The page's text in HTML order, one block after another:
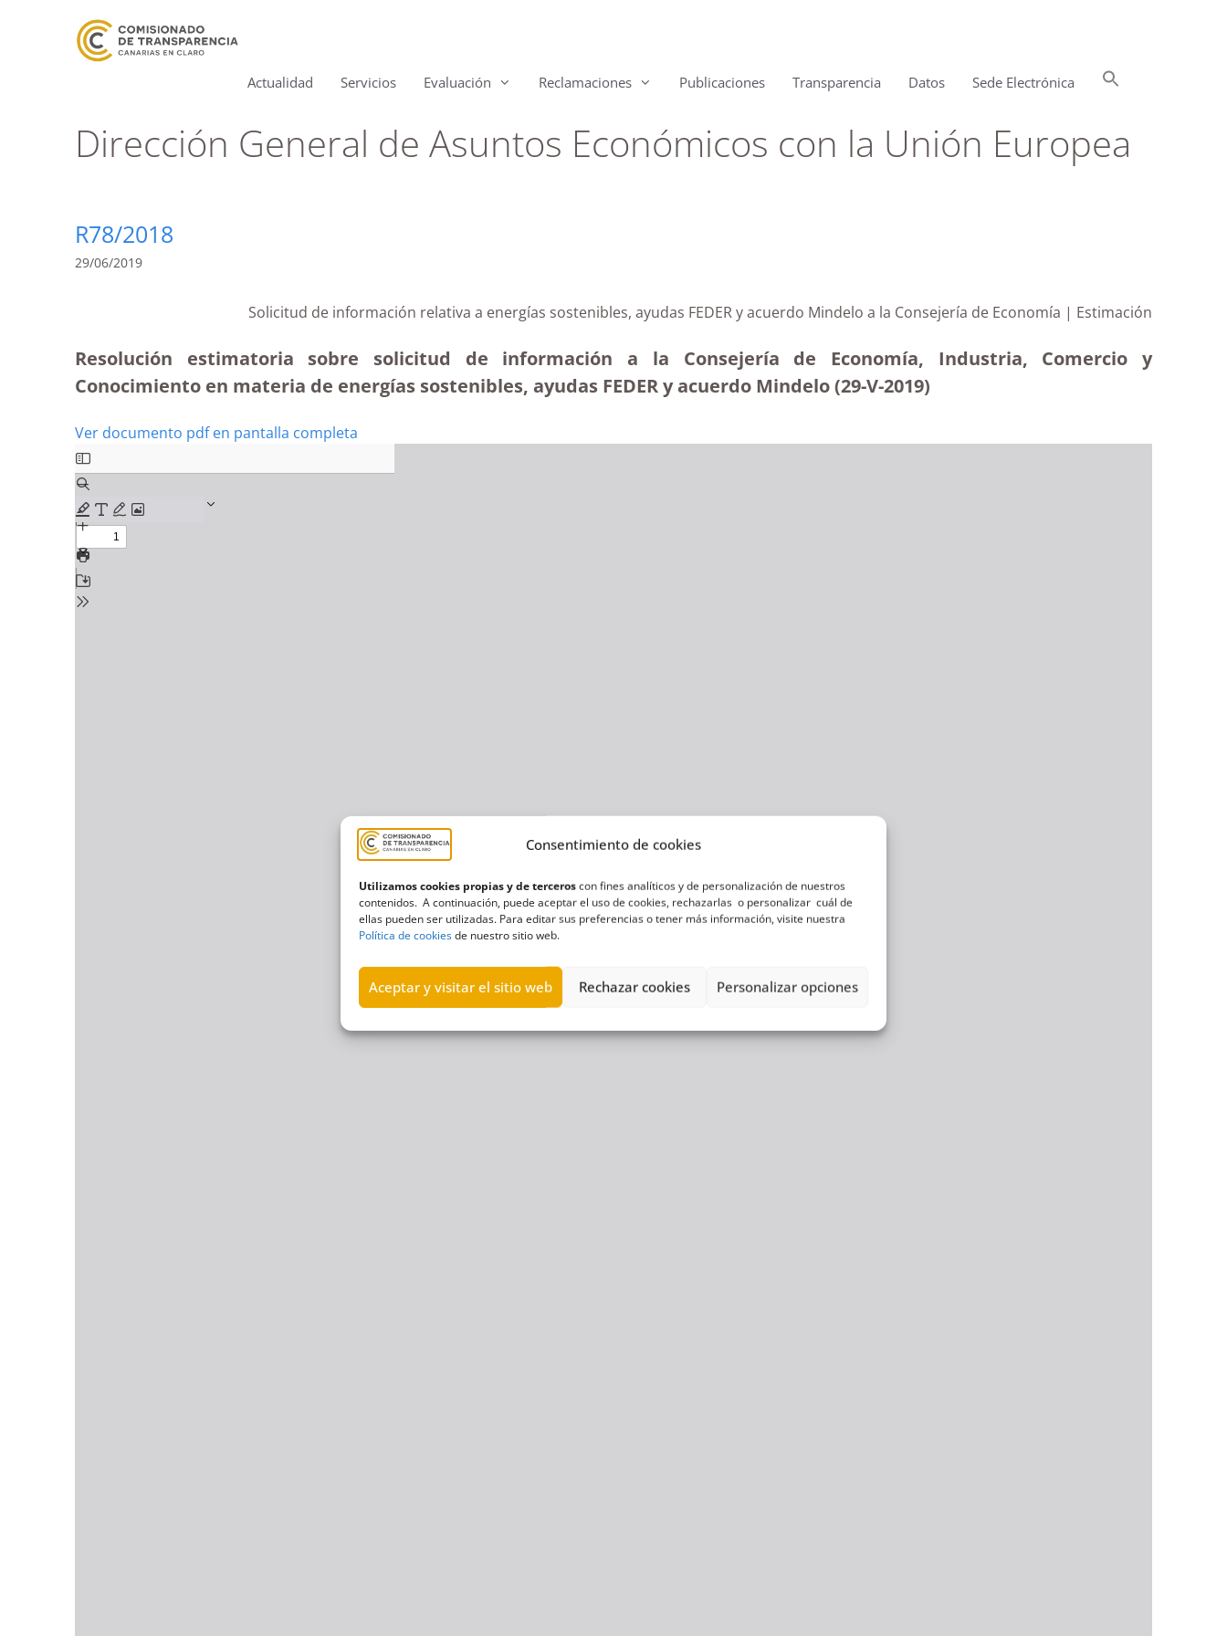
Consentimiento de cookies
Utilizamos cookies propias y de terceroscon fines analíticos y de personalización de nuestros
contenidos. A continuación, puede aceptar el uso de cookies, rechazarlas o personalizar cuál de
ellas pueden ser utilizadas. Para editar sus preferencias o tener más información, visite nuestra
Política de cookiesde nuestro sitio web.
Aceptar y visitar el sitio web Rechazar cookies Personalizar opciones
Actualidad Servicios Evaluación Reclamaciones Publicaciones Transparencia Datos Sede Electrónica
Dirección General de Asuntos Económicos con la Unión Europea
R78/2018
29/06/2019
Solicitud de información relativa a energías sostenibles, ayudas FEDER y acuerdo Mindelo a la Consejería de Economía | Estimación
Resolución estimatoria sobre solicitud de información a la Consejería de Economía, Industria, Comercio y
Conocimiento en materia de energías sostenibles, ayudas FEDER y acuerdo Mindelo (29-V-2019)
Ver documento pdf en pantalla completa